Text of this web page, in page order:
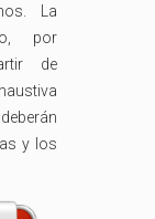
La
por
de
y los